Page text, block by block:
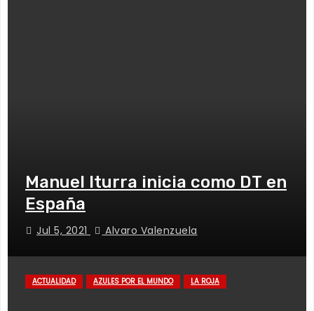
Manuel Iturra inicia como DT en
España
Jul 5, 2021 Alvaro Valenzuela
ACTUALIDAD AZULES POR EL MUNDO LA ROJA